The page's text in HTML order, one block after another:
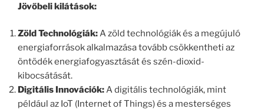
Jövőbeli kilátások:
Zöld Technológiák:A zöld technológiák és a megújuló
energiaforrások alkalmazása tovább csökkentheti az
öntödék energiafogyasztását és szén-dioxid-
kibocsátását.
Digitális Innovációk:A digitális technológiák, mint
például az IoT (Internet of Things) és a mesterséges